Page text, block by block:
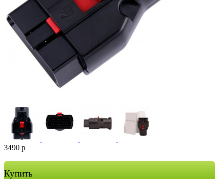
3490 р
Купить